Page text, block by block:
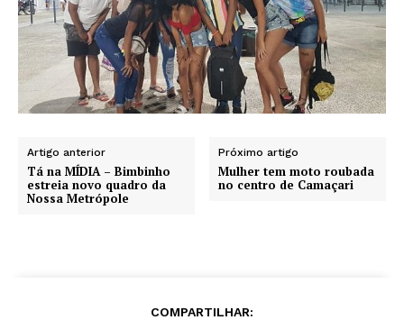
Artigo anterior
Tá na MÍDIA – Bimbinho
estreia novo quadro da
Nossa Metrópole
Próximo artigo
Mulher tem moto roubada
no centro de Camaçari
COMPARTILHAR: